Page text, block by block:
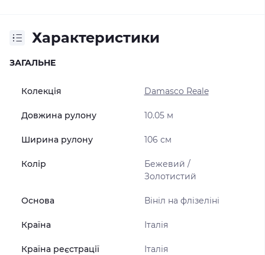
Характеристики
ЗАГАЛЬНЕ
Колекція Damasco Reale
Довжина рулону 10.05 м
Ширина рулону 106 см
Колір
Бежевий /
Золотистий
Основа Вініл на флізеліні
Країна Італія
Країна реєстрації
Італія